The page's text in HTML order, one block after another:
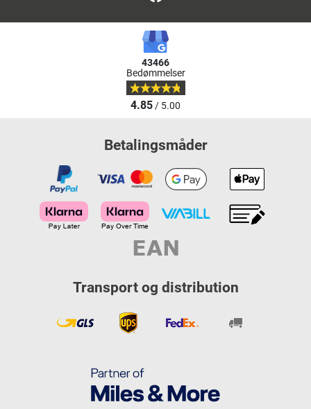
43466
Bedømmelser
4.85/ 5.00
Betalingsmåder
Transport og distribution